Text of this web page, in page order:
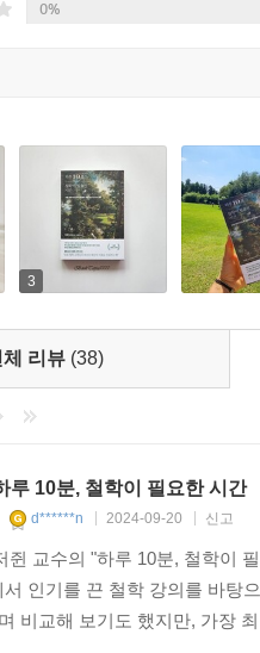
0%
3
체 리뷰 (38)
루 10분, 철학이 필요한 시간
d******n 2024-09-20 신고
쥔 교수의 "하루 10분, 철학이
인기를 끈 철학 강의를 바탕
비교해 보기도 했지만, 가장